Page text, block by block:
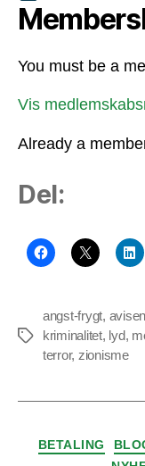
You must be a
Vis
Already a
Del:
Tags
angst-frygt, avisen
kriminalitet, lyd,
terror, zionisme
BETALING